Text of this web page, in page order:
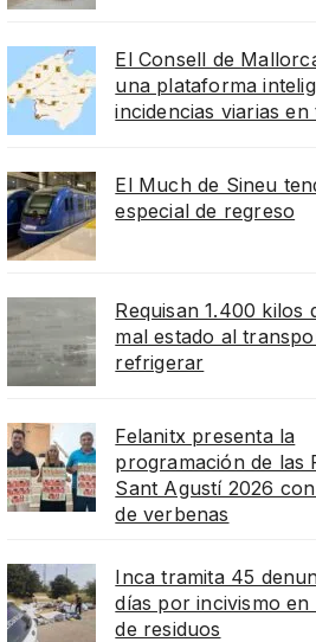
El Consell de
una plataforma
incidencias viarias
El Much de Sineu
especial de regreso
Requisan 1.400 kilos
mal estado al
refrigerar
Felanitx presenta la
programación de las
Sant Agustí 2026
de verbenas
Inca tramita 45
días por incivismo en
de residuos